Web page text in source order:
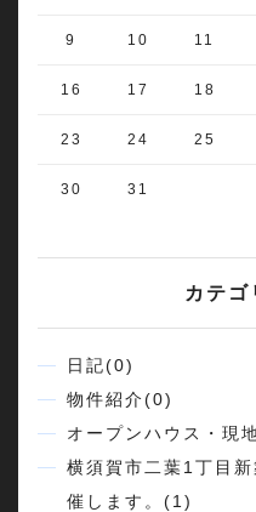
9 10 11
16 17 18
23 24 25
30 31
カテゴ
日記(0)
物件紹介(0)
オープンハウス・現
横須賀市二葉1丁目
催します。(1)